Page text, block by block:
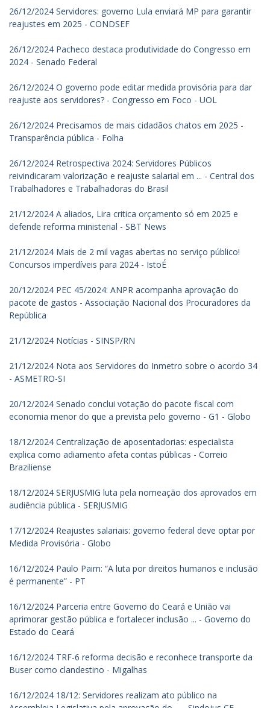
26/12/2024 Servidores: governo Lula enviará MP para garantir
reajustes em 2025 - CONDSEF
26/12/2024 Pacheco destaca produtividade do Congresso em
2024 - Senado Federal
26/12/2024 O governo pode editar medida provisória para dar
reajuste aos servidores? - Congresso em Foco - UOL
26/12/2024 Precisamos de mais cidadãos chatos em 2025 -
Transparência pública - Folha
26/12/2024 Retrospectiva 2024: Servidores Públicos
reivindicaram valorização e reajuste salarial em ... - Central dos
Trabalhadores e Trabalhadoras do Brasil
21/12/2024 A aliados, Lira critica orçamento só em 2025 e
defende reforma ministerial - SBT News
21/12/2024 Mais de 2 mil vagas abertas no serviço público!
Concursos imperdíveis para 2024 - IstoÉ
20/12/2024 PEC 45/2024: ANPR acompanha aprovação do
pacote de gastos - Associação Nacional dos Procuradores da
República
21/12/2024 Notícias - SINSP/RN
21/12/2024 Nota aos Servidores do Inmetro sobre o acordo 34
- ASMETRO-SI
20/12/2024 Senado conclui votação do pacote fiscal com
economia menor do que a prevista pelo governo - G1 - Globo
18/12/2024 Centralização de aposentadorias: especialista
explica como adiamento afeta contas públicas - Correio
Braziliense
18/12/2024 SERJUSMIG luta pela nomeação dos aprovados em
audiência pública - SERJUSMIG
17/12/2024 Reajustes salariais: governo federal deve optar por
Medida Provisória - Globo
16/12/2024 Paulo Paim: “A luta por direitos humanos e inclusão
é permanente” - PT
16/12/2024 Parceria entre Governo do Ceará e União vai
aprimorar gestão pública e fortalecer inclusão ... - Governo do
Estado do Ceará
16/12/2024 TRF-6 reforma decisão e reconhece transporte da
Buser como clandestino - Migalhas
16/12/2024 18/12: Servidores realizam ato público na